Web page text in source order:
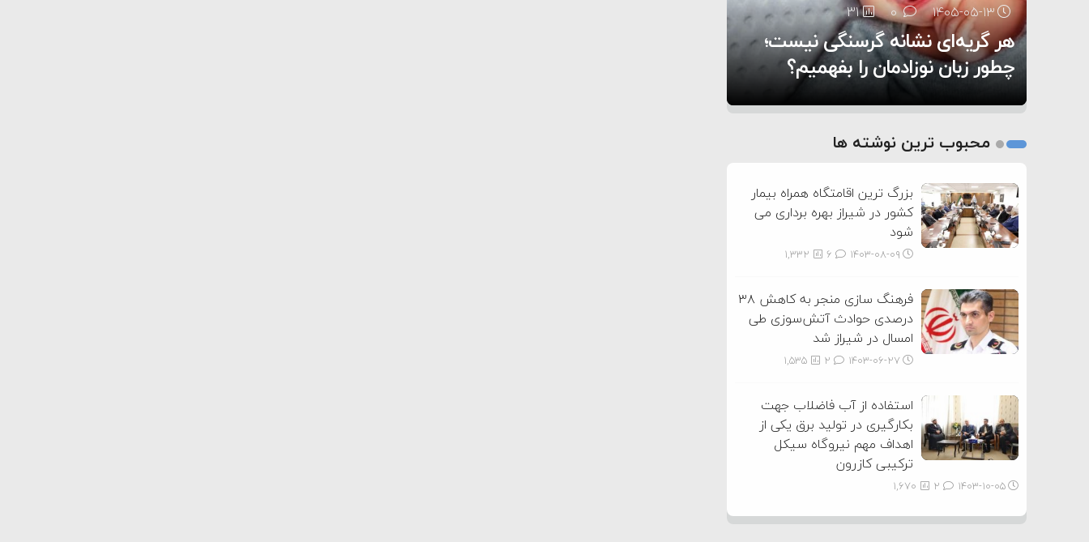
۱۴۰۵-۰۵-۱۳ 0
31
هر گریه‌ای نشانه گرسنگی نیست؛
چطور زبان نوزادمان را بفهمیم؟
۱۴۰۵-۰۵-۱۲ 0
23
تغذیه پدر می‌تواند بر سلامت نوزاد
تأثیر بگذارد
۱۴۰۵-۰۵-۱۲ 0
10
روی دیگر زندگی
2
محبوب ترین نوشته ها
بزرگ ترین اقامتگاه همراه بیمار
کشور در شیراز بهره برداری می
شود
۱۴۰۳-۰۸-۰۹ 1,332
فرهنگ سازی منجر به کاهش ۳۸
درصدی حوادث آتش‌سوزی طی
امسال در شیراز شد
۱۴۰۳-۰۶-۲۷ 1,535
استفاده از آب فاضلاب جهت
بکارگیری در تولید برق یکی از
اهداف مهم نیروگاه سیکل
ترکیبی کازرون
۱۴۰۳-۱۰-۰۵ 1,670